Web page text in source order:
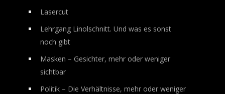
Lasercut
Lehrgang Linolschnitt. Und was es sonst
noch gibt
Masken – Gesichter, mehr oder weniger
sichtbar
Politik – Die Verhältnisse, mehr oder weniger